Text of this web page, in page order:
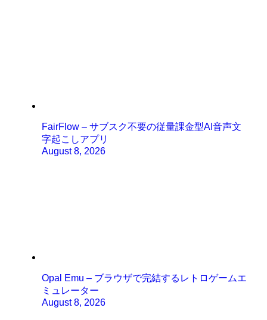
FairFlow – サブスク不要の従量課金型AI音声文
字起こしアプリ
August 8, 2026
Opal Emu – ブラウザで完結するレトロゲームエ
ミュレーター
August 8, 2026